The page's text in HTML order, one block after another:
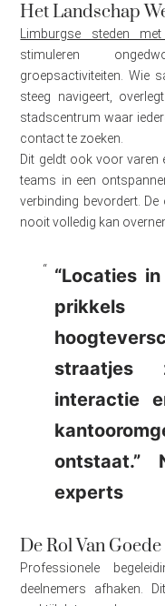
Het Landschap
Limburgse steden
stimuleren
groepsactiviteiten. Wie
steeg navigeert,
stadscentrum waar
contact te zoeken.
Dit geldt ook voor varen
teams in een
verbinding bevordert.
nooit volledig kan
“Locaties
straatjes
interactie
ontstaat.”
experts
De Rol Van
Professionele
deelnemers afhaken.